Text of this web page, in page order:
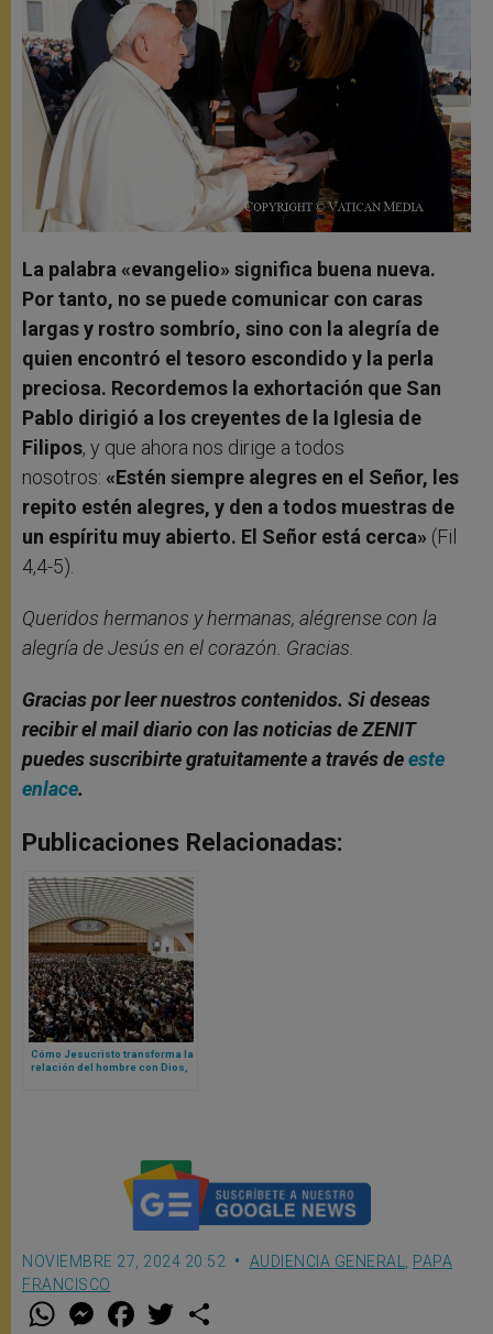
La palabra «evangelio» significa buena nueva.
Por tanto, no se puede comunicar con caras
largas y rostro sombrío, sino con la alegría de
quien encontró el tesoro escondido y la perla
preciosa. Recordemos la exhortación que San
Pablo dirigió a los creyentes de la Iglesia de
Filipos, y que ahora nos dirige a todos
nosotros: «Estén siempre alegres en el Señor, les
repito estén alegres, y den a todos muestras de
un espíritu muy abierto. El Señor está cerca» (Fil
4,4-5).
Queridos hermanos y hermanas, alégrense con la
alegría de Jesús en el corazón. Gracias.
Gracias por leer nuestros contenidos. Si deseas
recibir el mail diario con las noticias de ZENIT
puedes suscribirte gratuitamente a través deeste
enlace.
Publicaciones Relacionadas:
Cómo Jesucristo transforma la
relación del hombre con Dios,
NOVIEMBRE 27, 2024 20:52 AUDIENCIA GENERAL
PAPA
FRANCISCO
W M
e
F
a w